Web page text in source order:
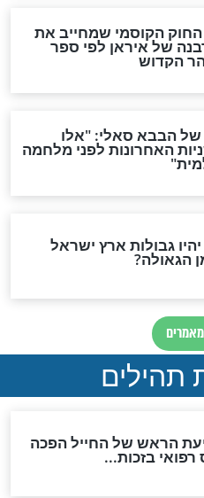
בוא המשיח יהיה
בתשובה?
וביטול
שמות הקודש